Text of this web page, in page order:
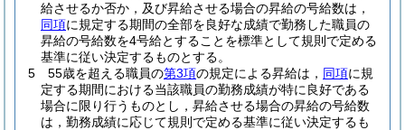
給させるか否か，及び昇給させる場合の昇給の号給数は，
同項に規定する期間の全部を良好な成績で勤務した職員の
昇給の号給数を4号給とすることを標準として規則で定める
基準に従い決定するものとする。
5
55歳を超える職員の第3項の規定による昇給は， 同項に規
定する期間における当該職員の勤務成績が特に良好である
場合に限り行うものとし，昇給させる場合の昇給の号給数
は，勤務成績に応じて規則で定める基準に従い決定するも